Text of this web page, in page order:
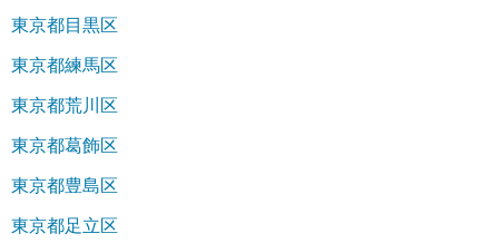
東京都目黒区
東京都練馬区
東京都荒川区
東京都葛飾区
東京都豊島区
東京都足立区